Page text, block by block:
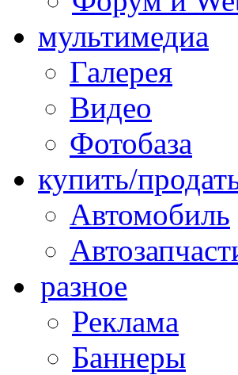
мультимедиа
Галерея
Видео
Фотобаза
купить/
Автомобиль
разное
Реклама
Баннеры